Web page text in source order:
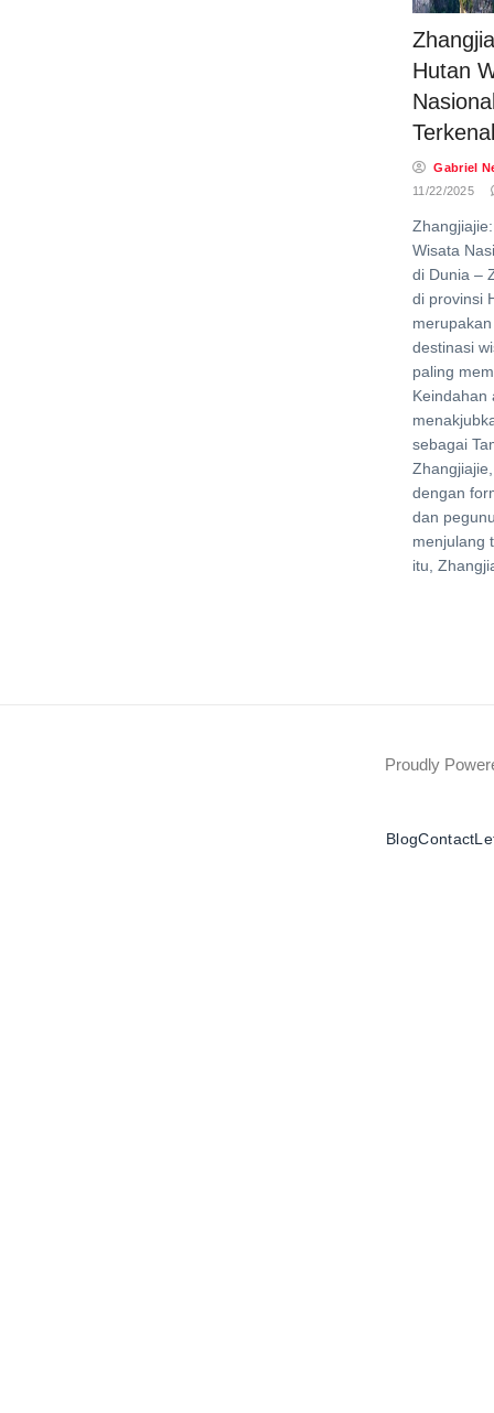
Hutan
Gabriel
11/22/2025
Wisata
di Dunia –
di provinsi
destinasi
paling
Keindahan
sebagai
dengan
dan
menjulang
itu,
Proudly
BlogContact